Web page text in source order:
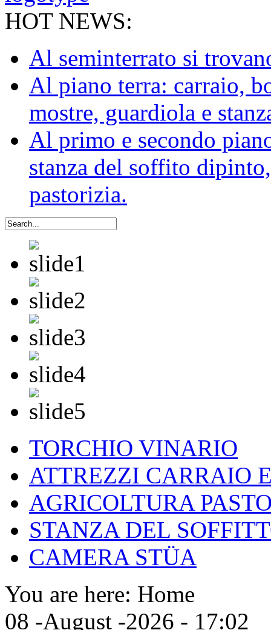
HOT NEWS:
Al seminterrato si
Al piano terra: carraio,
mostre, guardiola e
Al primo e secondo
stanza del soffito
pastorizia.
TORCHIO VINARIO
ATTREZZI CARRAIO
AGRICOLTURA
STANZA DEL
CAMERA STÜA
You are here: Home
08 -August -2026 - 17:02